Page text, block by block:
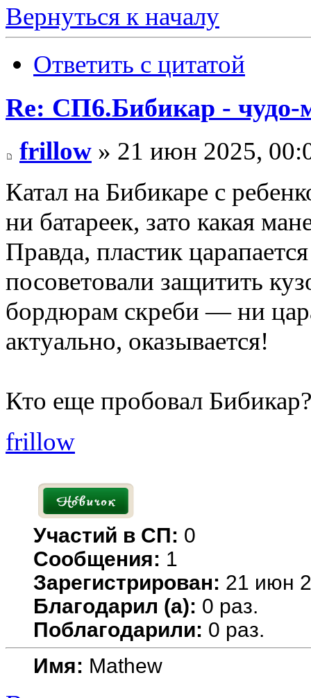
Вернуться к началу
Ответить с цитатой
Re: СП6.Бибикар - чудо-
frillow » 21 июн 2025,
Катал на Бибикаре с
ни батареек, зато какая
Правда, пластик
посоветовали защитить
бордюрам скреби — ни
актуально, оказывается!
Кто еще пробовал
frillow
Участий в СП: 0
Сообщения: 1
Зарегистрирован: 21 июн
Благодарил (а): 0 раз.
Поблагодарили: 0 раз.
Имя: Mathew